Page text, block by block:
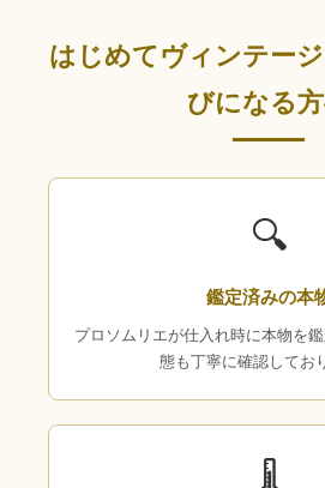
はじめてヴィンテー
びになる
🔍
鑑定済みの本
プロソムリエが仕入れ時に本物を
態も丁寧に確認してお